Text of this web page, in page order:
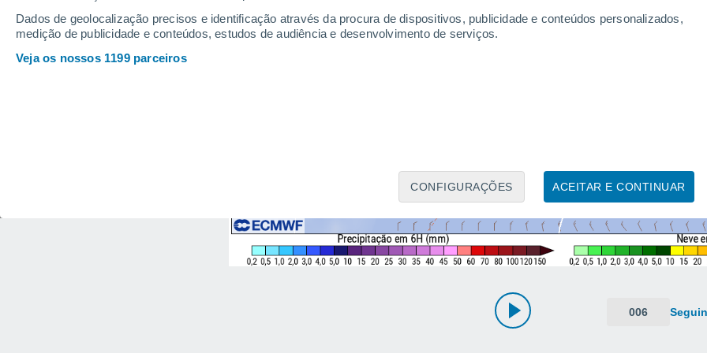
Dados de geolocalização precisos e identificação através da procura de dispositivos, publicidade e conteúdos personalizados,
medição de publicidade e conteúdos, estudos de audiência e desenvolvimento de serviços.
Veja os nossos 1199 parceiros
ACEITAR E CONTINUAR
CONFIGURAÇÕES
006